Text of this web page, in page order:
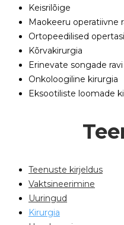
Keisrilõige
Maokeeru operatiivne
Ortopeedilised
Kõrvakirurgia
Erinevate songade ravi
Onkoloogiline kirurgia
Eksootiliste loomade
Teenuste kirjeldus
Vaktsineerimine
Uuringud
Kirurgia